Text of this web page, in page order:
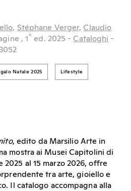
Stéphane Verger, Claudio
, 1^ ed. 2025 - Cataloghi -
Natale 2025 Lifestyle
, edito da Marsilio Arte in
mostra ai Musei Capitolini di
2025 al 15 marzo 2026, offre
tra arte, gioiello e
Il catalogo accompagna alla